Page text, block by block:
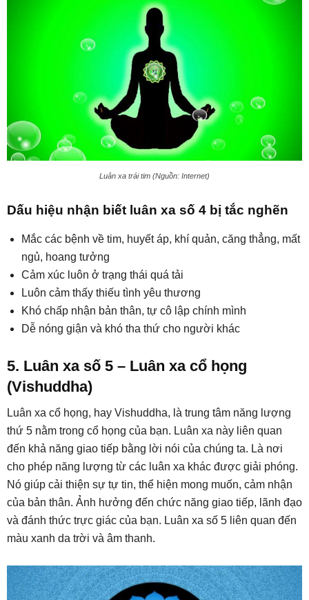
Luân xa trái tim (Nguồn: Internet)
Dấu hiệu nhận biết luân xa số 4 bị tắc nghẽn
Mắc các bệnh về tim, huyết áp, khí quản, căng thẳng, mất
ngủ, hoang tưởng
Cảm xúc luôn ở trạng thái quá tải
Luôn cảm thấy thiếu tình yêu thương
Khó chấp nhận bản thân, tự cô lập chính mình
Dễ nóng giận và khó tha thứ cho người khác
5. Luân xa số 5 – Luân xa cổ họng
(Vishuddha)
Luân xa cổ họng, hay Vishuddha, là trung tâm năng lượng
thứ 5 nằm trong cổ họng của bạn. Luân xa này liên quan
đến khả năng giao tiếp bằng lời nói của chúng ta. Là nơi
cho phép năng lượng từ các luân xa khác được giải phóng.
Nó giúp cải thiện sự tự tin, thể hiện mong muốn, cảm nhận
của bản thân. Ảnh hưởng đến chức năng giao tiếp, lãnh đạo
và đánh thức trực giác của bạn. Luân xa số 5 liên quan đến
màu xanh da trời và âm thanh.